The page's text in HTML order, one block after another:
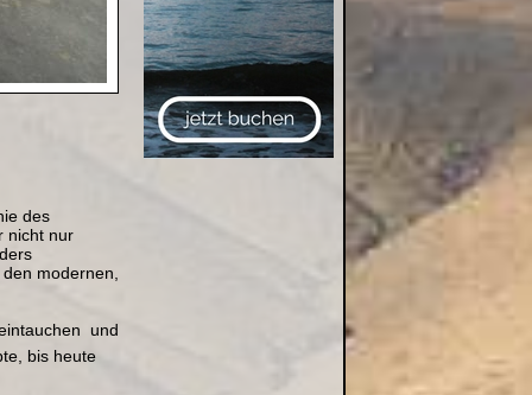
des
nicht nur
modernen,
 und
bis heute